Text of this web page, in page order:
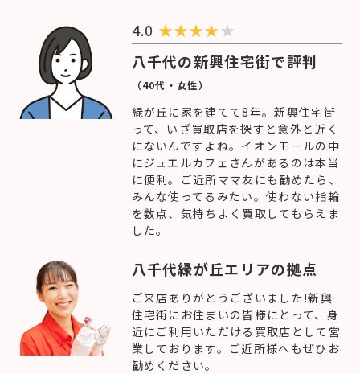
4.0 ★★★★★
八千代の新興住宅街で評判
（40代・女性）
緑が丘に家を建てて8年。新興住宅街
って、いざ買取店を探すと意外と近く
にないんですよね。イオンモールの中
にジュエルカフェさんがあるのは本当
に便利。ご近所ママ友にも勧めたら、
みんな使ってるみたい。使わない指輪
を数点、気持ちよく買取してもらえま
した。
八千代緑が丘エリアの拠点
ご来店ありがとうございました!新興
住宅街にお住まいの皆様にとって、身
近にご利用いただける買取店として営
業しております。ご近所様へもぜひお
勧めください。